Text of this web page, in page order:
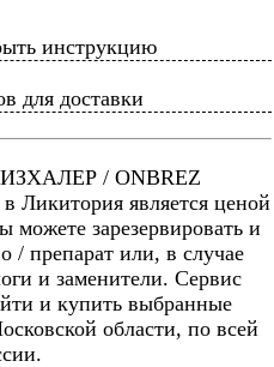
инструкцию
для доставки
/ ONBREZ
Ликитория является ценой
можете зарезервировать и
/ препарат или, в случае
и заменители. Сервис
и купить выбранные
области, по всей